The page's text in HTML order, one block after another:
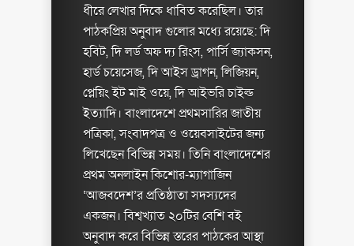
ধীরে লেখার দিকে ধাবিত করেছিল। তার
পাঠকপ্রিয় অনুবাদ গুলোর মধ্যে রয়েছে: দি
হবিট, দি লর্ড অফ দ্য রিংস, পার্সি জ্যাকসন,
হার্ড চয়েসেজ, দি আইস ড্রাগন, লিজিয়ন,
প্লেয়িং ইট মাই ওয়ে, দি আইভরি চাইল্ড
ইত্যাদি। বাংলাদেশে প্রথমসারির জাতীয়
পত্রিকা, সংবাদপত্র ও ওয়েবসাইটের জন্য
লিখেছেন বিভিন্ন সময়। তিনি বাংলাদেশের
প্রথম অনলাইন কিশোর-ম্যাগাজিন
‘আজবদেশ’র প্রতিষ্ঠাতা সদস্যদের
একজন। বিশ্বখ্যাত ২০টির বেশি বই
অনুবাদ করে বিভিন্ন স্তরের পাঠকের আস্থা